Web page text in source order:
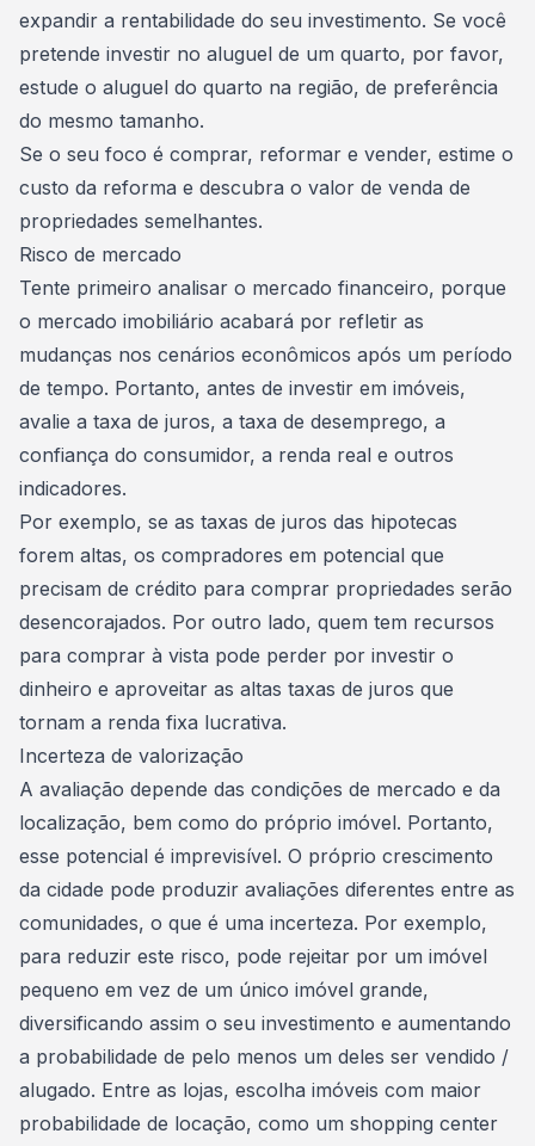
expandir a rentabilidade do seu investimento. Se você
pretende investir no aluguel de um quarto, por favor,
estude o aluguel do quarto na região, de preferência
do mesmo tamanho.
Se o seu foco é comprar, reformar e vender, estime o
custo da reforma e descubra o valor de venda de
propriedades semelhantes.
Risco de mercado
Tente primeiro analisar o mercado financeiro, porque
o mercado imobiliário acabará por refletir as
mudanças nos cenários econômicos após um período
de tempo. Portanto, antes de investir em imóveis,
avalie a taxa de juros, a taxa de desemprego, a
confiança do consumidor, a renda real e outros
indicadores.
Por exemplo, se as taxas de juros das hipotecas
forem altas, os compradores em potencial que
precisam de crédito para comprar propriedades serão
desencorajados. Por outro lado, quem tem recursos
para comprar à vista pode perder por investir o
dinheiro e aproveitar as altas taxas de juros que
tornam a renda fixa lucrativa.
Incerteza de valorização
A avaliação depende das condições de mercado e da
localização, bem como do próprio imóvel. Portanto,
esse potencial é imprevisível. O próprio crescimento
da cidade pode produzir avaliações diferentes entre as
comunidades, o que é uma incerteza. Por exemplo,
para reduzir este risco, pode rejeitar por um imóvel
pequeno em vez de um único imóvel grande,
diversificando assim o seu investimento e aumentando
a probabilidade de pelo menos um deles ser vendido /
alugado. Entre as lojas, escolha imóveis com maior
probabilidade de locação, como um shopping center